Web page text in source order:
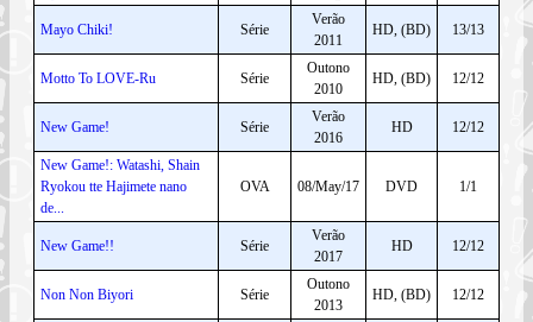
Mayo Chiki! Série
Verão
2011
HD, (BD) 13/13
Motto To LOVE-Ru Série
Outono
2010
HD, (BD) 12/12
New Game! Série
Verão
2016
HD 12/12
New Game!: Watashi, Shain
Ryokou tte Hajimete nano
de...
OVA 08/May/17 DVD 1/1
New Game!! Série
Verão
2017
HD 12/12
Non Non Biyori Série
Outono
2013
HD, (BD) 12/12